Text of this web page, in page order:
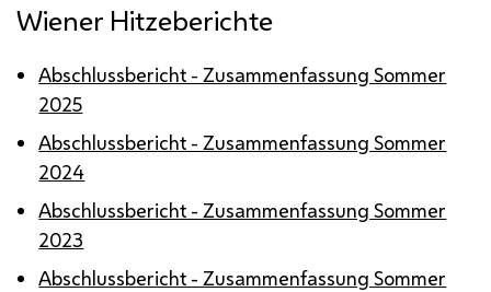
Wiener Hitzeberichte
Abschlussbericht - Zusammenfassung Sommer
2025
Abschlussbericht - Zusammenfassung Sommer
2024
Abschlussbericht - Zusammenfassung Sommer
2023
Abschlussbericht - Zusammenfassung Sommer